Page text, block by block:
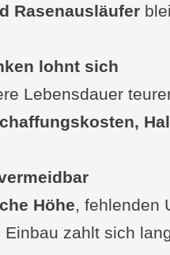
der Materialien
Favorit?
wie man sie
Rasenausläufer
lohnt sich
Lebensdauer
Höhe, fehlenden
zahlt sich